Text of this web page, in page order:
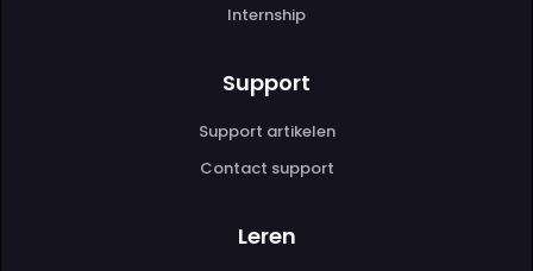
Internship
Support
Support artikelen
Contact support
Leren